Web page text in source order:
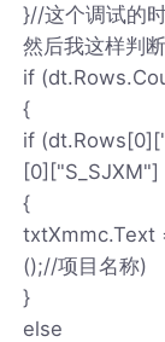
}//这个调试的
然后我这样判断
if
{
if
{
txtXmmc.Text
();//项目名称)
}
else